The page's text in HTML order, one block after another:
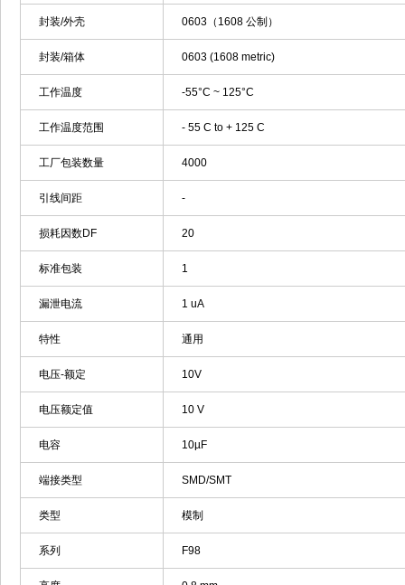
封装/外壳 0603（1608 公制）
封装/箱体 0603 (1608 metric)
工作温度 -55°C ~ 125°C
工作温度范围 - 55 C to + 125 C
工厂包装数量 4000
引线间距 -
损耗因数DF 20
标准包装 1
漏泄电流 1 uA
特性 通用
电压-额定 10V
电压额定值 10 V
电容 10µF
端接类型 SMD/SMT
类型 模制
系列 F98